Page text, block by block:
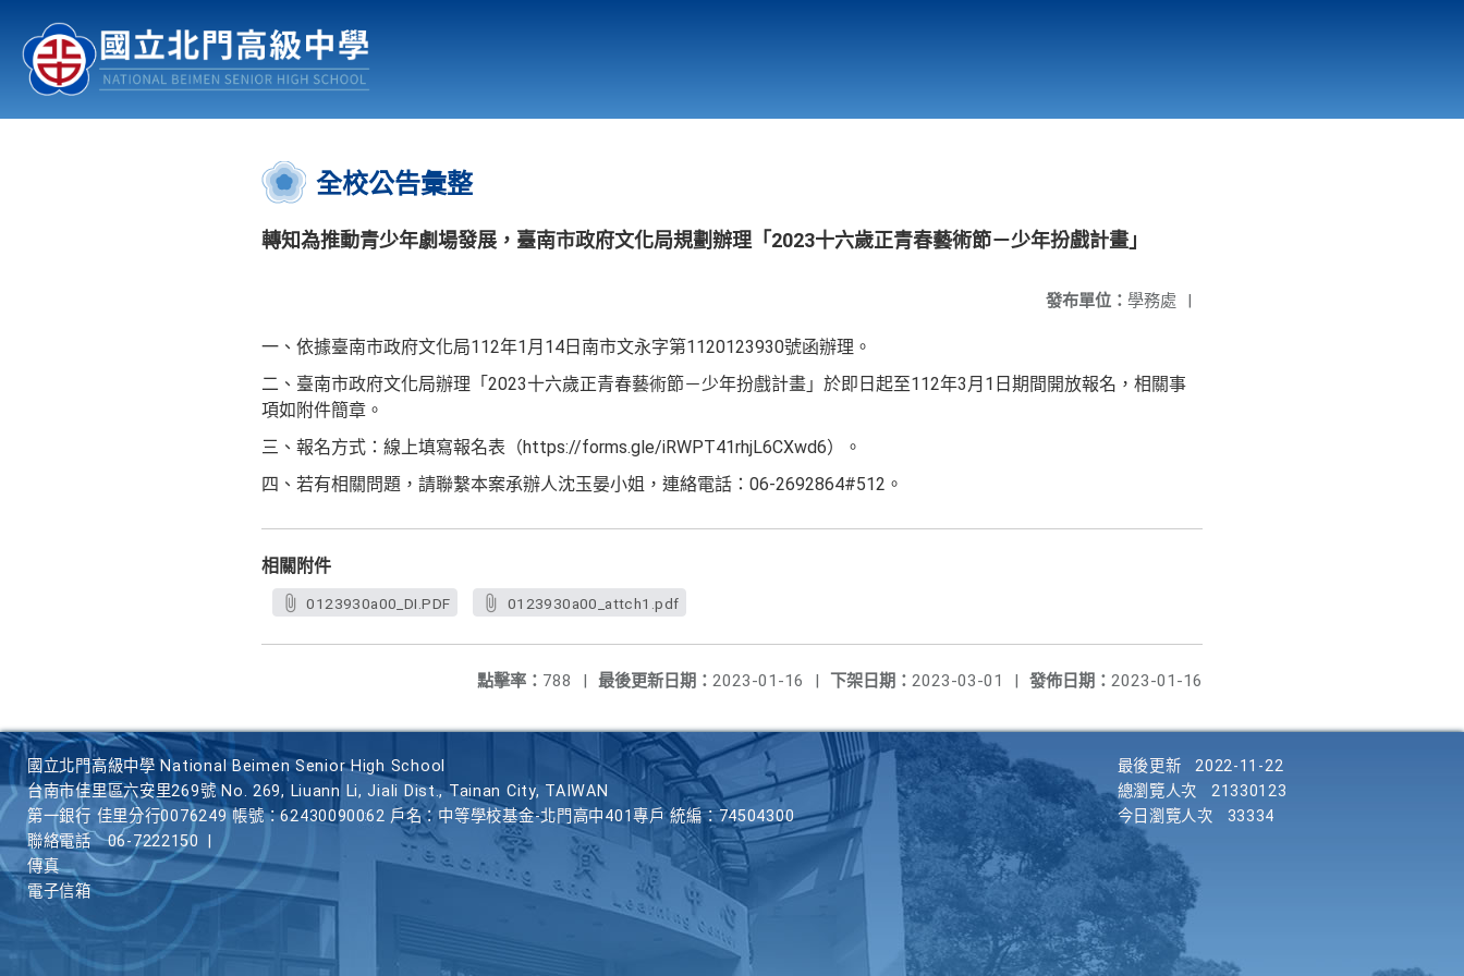
認識北中 行事曆
:::
全校公告彙整
轉知為推動青少年劇場發展，臺南市政府文化局規劃辦理「2023十六歲正青春藝術節－少年扮戲計畫」
發布單位： 學務處 |
一、依據臺南市政府文化局112年1月14日南市文永字第1120123930號函辦理。
二、臺南市政府文化局辦理「2023十六歲正青春藝術節－少年扮戲計畫」於即日起至112年3月1日期間開放報名，相關事
項如附件簡章。
三、報名方式：線上填寫報名表（https://forms.gle/iRWPT41rhjL6CXwd6）。
四、若有相關問題，請聯繫本案承辦人沈玉晏小姐，連絡電話：06-2692864#512。
相關附件
0123930a00_DI.PDF 0123930a00_attch1.pdf
發佈日期： 2023-01-16
下架日期： 2023-03-01 |
最後更新日期： 2023-01-16 |
點擊率： 788 |
國立北門高級中學 National Beimen Senior High School
台南市佳里區六安里269號 No. 269, Liuann Li, Jiali Dist., Tainan City, TAIWAN
第一銀行 佳里分行0076249 帳號：62430090062 戶名：中等學校基金-北門高中401專戶 統編：74504300
聯絡電話
06-7222150
傳真
電子信箱
最後更新
2022-11-22
總瀏覽人次
21330123
今日瀏覽人次
33334